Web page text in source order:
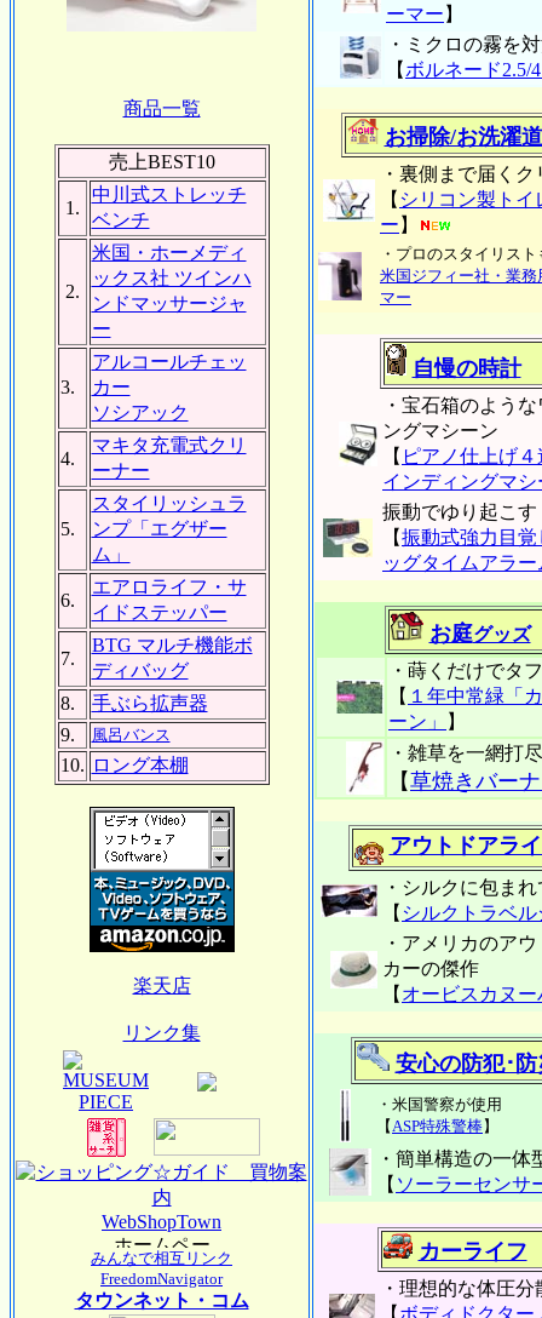
商品一覧
売上BEST10
1.
中川式ストレッチ
ベンチ
2.
米国・ホーメディ
ックス社 ツインハ
ンドマッサージャ
ー
3.
アルコールチェッ
カー
ソシアック
4.
マキタ充電式クリ
ーナー
5.
スタイリッシュラ
ンプ「エグザー
ム」
6.
エアロライフ・サ
イドステッパー
7.
BTG マルチ機能ボ
ディバッグ
8.
手ぶら拡声器
9.
風呂バンス
10. ロング本棚
楽天店
リンク集
WebShopTown
みんなで相互リンク
FreedomNavigator
タウンネット・コム
ーマー 】
・ミクロの霧を
【 ボルネード2.5/
お掃除/お洗濯
・裏側まで届く
【 シリコン製トイ
ー 】
・プロのスタイリス
米国ジフィー社・業務
マー
自慢の時計
・宝石箱のよう
ングマシーン
【 ピアノ仕上げ
インディングマシ
振動でゆり起こす
【振動式強力目覚
ッグタイムアラー
お庭グッズ
・蒔くだけでタ
【 １年中常緑「
ーン」
】
・雑草を一網打尽
【草焼きバー
アウトドアラ
・シルクに包ま
【 シルクトラベ
・アメリカのア
カーの傑作
【 オービスカヌー
安心の防犯･防
・米国警察が使用
【ASP特殊警棒】
・簡単構造の一体
【 ソーラーセンサ
カーライフ
・理想的な体圧
【 ボディドクター